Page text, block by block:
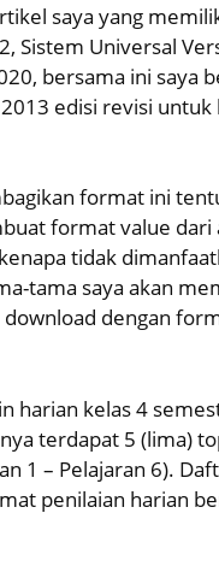
saya yang
Sistem Universal
bersama ini saya
edisi revisi untuk
format ini
format value
tidak
tama saya akan
download dengan
harian kelas 4
terdapat 5 (lima)
1 – Pelajaran 6).
penilaian harian